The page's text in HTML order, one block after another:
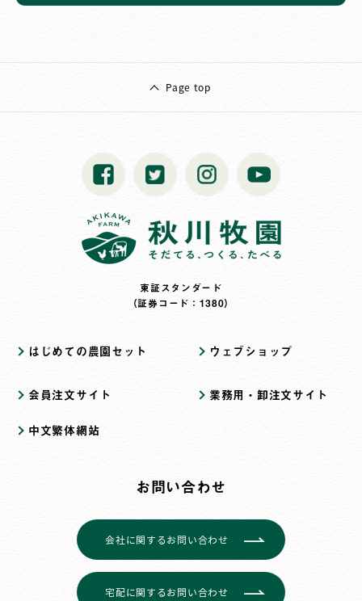
Page top
東証スタンダード
（証券コード：1380）
はじめての農園セット ウェブショップ
会員注文サイト 業務用・卸注文サイト
中文繁体網站
お問い合わせ
会社に関するお問い合わせ
宅配に関するお問い合わせ